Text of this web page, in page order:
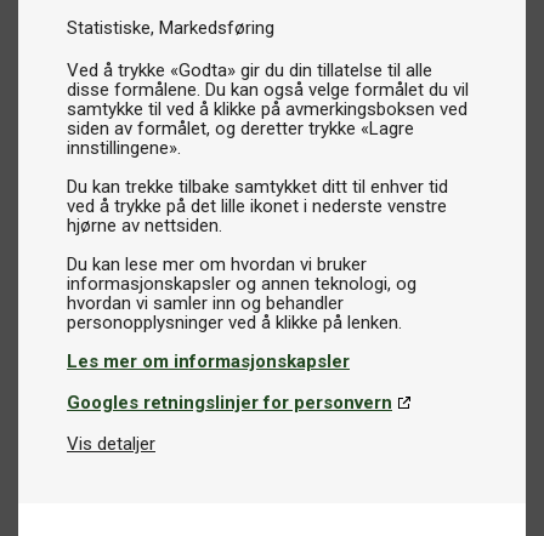
Statistiske Markedsføring
Ved å trykke «Godta» gir du din tillatelse til alle
disse formålene. Du kan også velge formålet du vil
samtykke til ved å klikke på avmerkingsboksen ved
siden av formålet, og deretter trykke «Lagre
innstillingene».
Du kan trekke tilbake samtykket ditt til enhver tid
ved å trykke på det lille ikonet i nederste venstre
hjørne av nettsiden.
Du kan lese mer om hvordan vi bruker
informasjonskapsler og annen teknologi, og
hvordan vi samler inn og behandler
Les mer om informasjonskapsler
Googles retningslinjer for personvern
Vis detaljer